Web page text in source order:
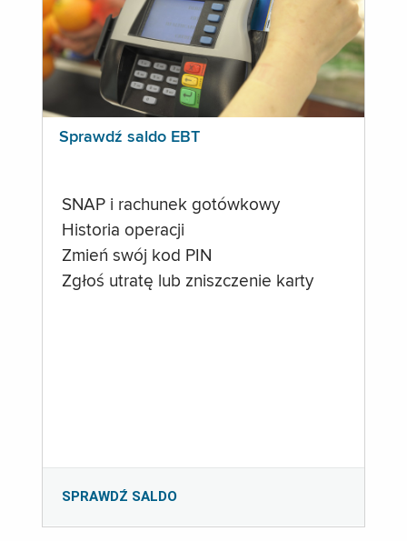
Sprawdź saldo EBT
SNAP i rachunek gotówkowy
Historia operacji
Zmień swój kod PIN
Zgłoś utratę lub zniszczenie karty
SPRAWDŹ SALDO